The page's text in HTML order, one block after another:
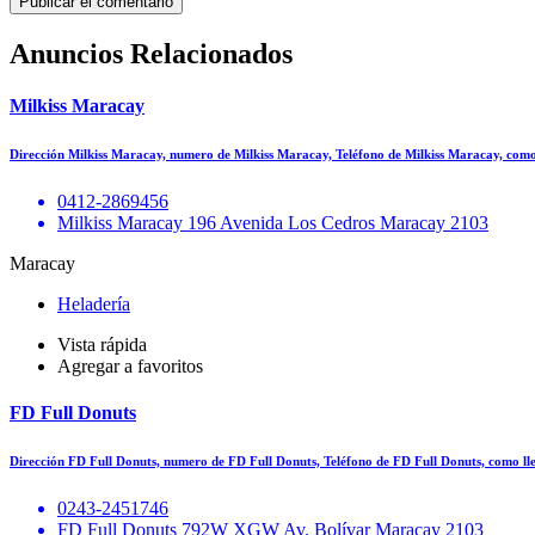
Anuncios Relacionados
Milkiss Maracay
Dirección Milkiss Maracay, numero de Milkiss Maracay, Teléfono de Milkiss Maracay,
0412-2869456
Milkiss Maracay 196 Avenida Los Cedros Maracay 2103
Maracay
Heladería
Vista rápida
Agregar a favoritos
FD Full Donuts
Dirección FD Full Donuts, numero de FD Full Donuts, Teléfono de FD Full Donuts, como
0243-2451746
FD Full Donuts 792W XGW Av. Bolívar Maracay 2103